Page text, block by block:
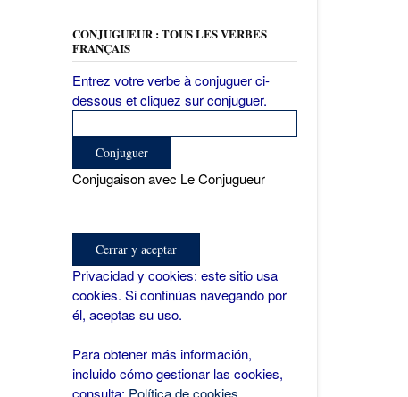
CONJUGUEUR : TOUS LES VERBES
FRANÇAIS
Entrez votre verbe à conjuguer ci-
dessous et cliquez sur conjuguer.
Conjugaison avec Le Conjugueur
Privacidad y cookies: este sitio usa
cookies. Si continúas navegando por
él, aceptas su uso.
Para obtener más información,
incluido cómo gestionar las cookies,
consulta: Política de cookies